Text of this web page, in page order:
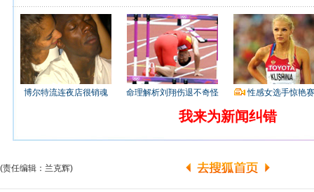
博尔特流连夜店很销魂 命理解析刘翔伤退不奇怪 性感女选手惊艳
我来为新闻纠错
(责任编辑：兰克辉)